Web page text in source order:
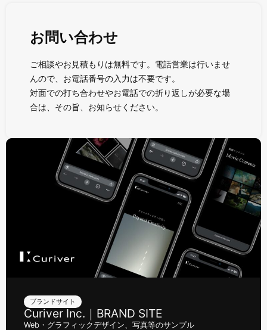
お問い合わせ
ご相談やお見積もりは無料です。電話営業は行いませ
んので、お電話番号の入力は不要です。
対面での打ち合わせやお電話での折り返しが必要な場
合は、その旨、お知らせください。
ブランドサイト
Curiver Inc.｜BRAND SITE
Web・グラフィックデザイン、写真等のサンプル